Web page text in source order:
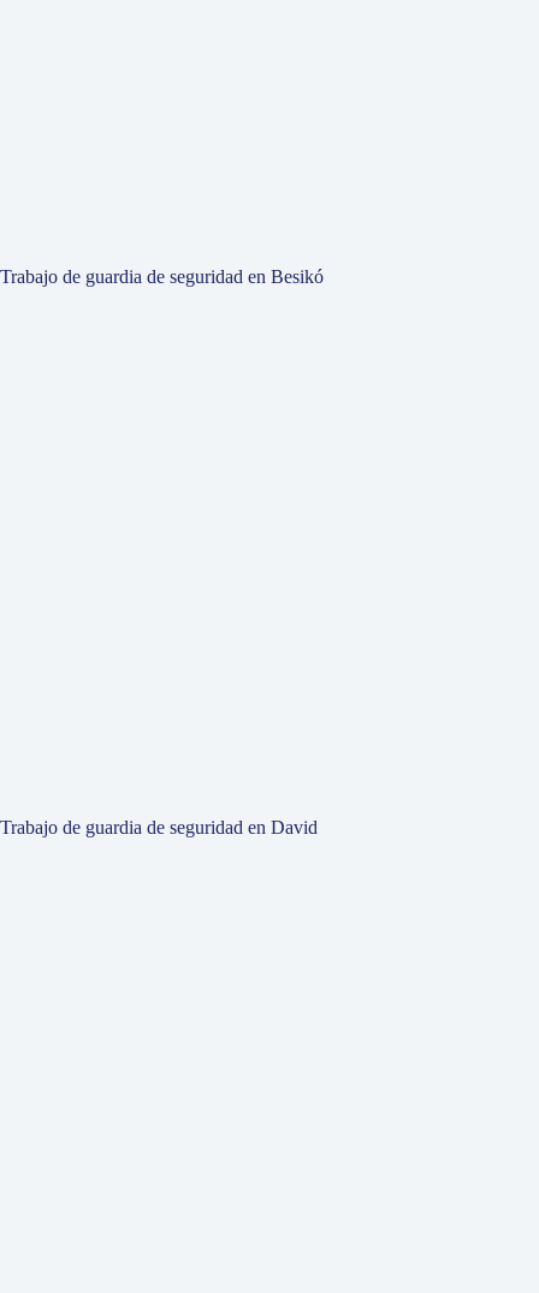
Trabajo de guardia de seguridad en Besikó
Trabajo de guardia de seguridad en David